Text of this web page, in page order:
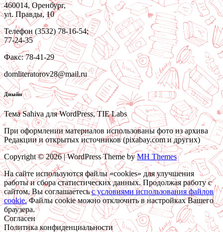
460014, Оренбург,
ул. Правды, 10
Телефон (3532) 78-16-54;
77-24-35
Факс: 78-41-29
domliteratorov28@mail.ru
Дизайн
Тема Sahiva для WordPress, TIE Labs
При оформлении материалов использованы фото из архива
Редакции и открытых источников (pixabay.com и других)
Copyright © 2026 | WordPress Theme byMH Themes
На сайте используются файлы «cookies» для улучшения
работы и сбора статистических данных. Продолжая работу с
сайтом, Вы соглашаетесьc условиями использования файлов
cookie.Файлы cookie можно отключить в настройках Вашего
браузера.
Согласен
Политика конфиденциальности